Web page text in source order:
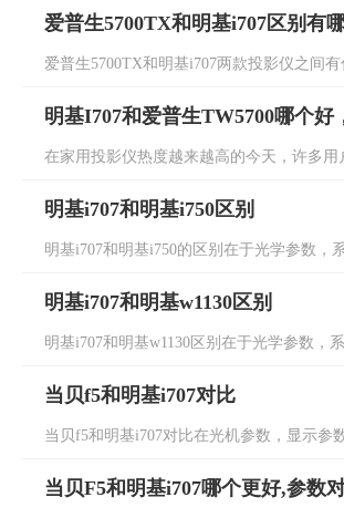
爱普生5700TX和明基i707区别有
爱普生5700TX和明基i707两款投影仪之间
明基I707和爱普生TW5700哪个好
在家用投影仪热度越来越高的今天，许多
明基i707和明基i750区别
明基i707和明基i750的区别在于光学参数
明基i707和明基w1130区别
明基i707和明基w1130区别在于光学参数，
当贝f5和明基i707对比
当贝f5和明基i707对比在光机参数，显示参
当贝F5和明基i707哪个更好,参数